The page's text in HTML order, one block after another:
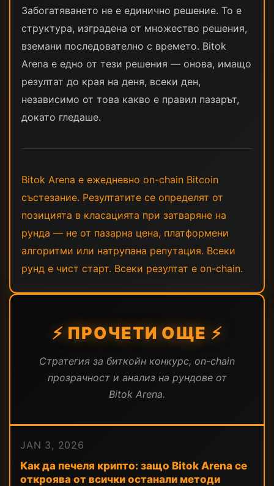
Забогатяването не е единично решение. То е
структура, изградена от множество решения,
вземани последователно с времето. Bitok
Arena е едно от тези решения — онова, имащо
резултат до края на деня, всеки ден,
независимо от това какво е правил пазарът,
докато гледаше.
Bitok Arena е ежедневно on-chain Bitcoin
състезание. Резултатите се определят от
позицията в класацията при затваряне на
рунда — не от пазарна цена, платформени
алгоритми или натрупана репутация. Всеки
рунд е чист старт. Всеки резултат е on-chain.
⚡ ПРОЧЕТИ ОЩЕ ⚡
Стратегия за биткойн конкурс, on-chain
прозрачност и анализ на рундове от
Bitok Arena.
JAN 3, 2026
Как да печеля крипто: защо Bitok Arena се
откроява от всички останали методи